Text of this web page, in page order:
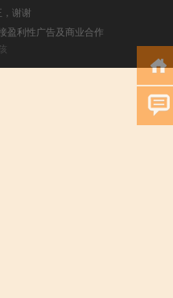
谢谢
盈利性广告及商业合作